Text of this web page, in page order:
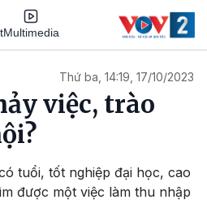
Multimedia
Thứ ba, 14:19, 17/10/2023
việc, trào
tuổi, tốt nghiệp đại học, cao
được một việc làm thu nhập